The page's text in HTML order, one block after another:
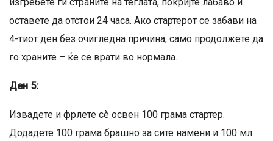
оставете да отстои 24 часа. Ако стартерот се забави на
4-тиот ден без очигледна причина, само продолжете да
го храните – ќе се врати во нормала.
Ден 5:
Извадете и фрлете сè освен 100 грама стартер.
Додадете 100 грама брашно за сите намени и 100 мл